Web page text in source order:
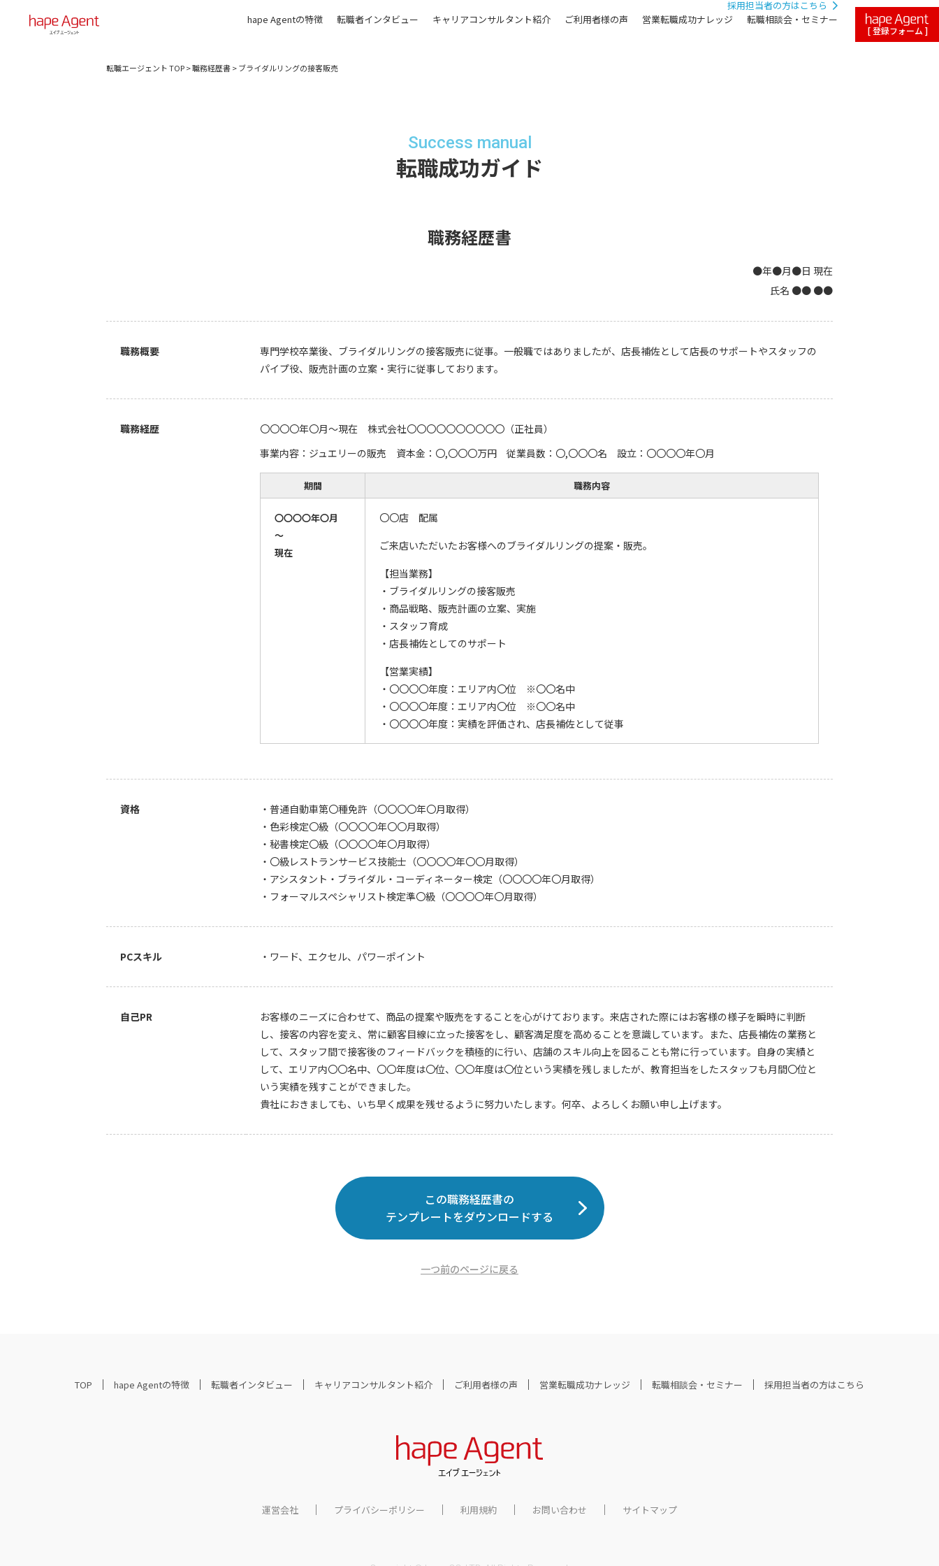
採用担当者の方はこちら
hape Agentの特徴
転職者インタビュー キャリアコンサルタント紹介 ご利用者様の声 営業転職成功ナレッジ 転職相談会・セミナー
[ 登録フォーム ]
転職エージェント TOP>職務経歴書>ブライダルリングの接客販売
Success manual
転職成功ガイド
職務経歴書
●年●月●日 現在
氏名 ●● ●●
職務概要
専門学校卒業後、ブライダルリングの接客販売に従事。一般職ではありましたが、店長補佐として店長のサポートやスタッフの
パイプ役、販売計画の立案・実行に従事しております。
職務経歴
〇〇〇〇年〇月～現在 株式会社〇〇〇〇〇〇〇〇〇〇（正社員）
事業内容：ジュエリーの販売 資本金：〇,〇〇〇万円 従業員数：〇,〇〇〇名 設立：〇〇〇〇年〇月
期間 職務内容
〇〇〇〇年〇月
～
現在
〇〇店 配属
ご来店いただいたお客様へのブライダルリングの提案・販売。
【担当業務】
・ブライダルリングの接客販売
・商品戦略、販売計画の立案、実施
・スタッフ育成
・店長補佐としてのサポート
【営業実績】
・〇〇〇〇年度：エリア内〇位 ※〇〇名中
・〇〇〇〇年度：エリア内〇位 ※〇〇名中
・〇〇〇〇年度：実績を評価され、店長補佐として従事
資格
・普通自動車第〇種免許（〇〇〇〇年〇月取得）
・色彩検定〇級（〇〇〇〇年〇〇月取得）
・秘書検定〇級（〇〇〇〇年〇月取得）
・〇級レストランサービス技能士（〇〇〇〇年〇〇月取得）
・アシスタント・ブライダル・コーディネーター検定（〇〇〇〇年〇月取得）
・フォーマルスペシャリスト検定準〇級（〇〇〇〇年〇月取得）
PCスキル ・ワード、エクセル、パワーポイント
自己PR
お客様のニーズに合わせて、商品の提案や販売をすることを心がけております。来店された際にはお客様の様子を瞬時に判断
し、接客の内容を変え、常に顧客目線に立った接客をし、顧客満足度を高めることを意識しています。また、店長補佐の業務と
して、スタッフ間で接客後のフィードバックを積極的に行い、店舗のスキル向上を図ることも常に行っています。自身の実績と
して、エリア内〇〇名中、〇〇年度は〇位、〇〇年度は〇位という実績を残しましたが、教育担当をしたスタッフも月間〇位と
いう実績を残すことができました。
貴社におきましても、いち早く成果を残せるように努力いたします。何卒、よろしくお願い申し上げます。
この職務経歴書の
テンプレートをダウンロードする
一つ前のページに戻る
TOP hape Agentの特徴 転職者インタビュー キャリアコンサルタント紹介 ご利用者様の声 営業転職成功ナレッジ 転職相談会・セミナー 採用担当者の方はこちら
運営会社 プライバシーポリシー 利用規約 お問い合わせ サイトマップ